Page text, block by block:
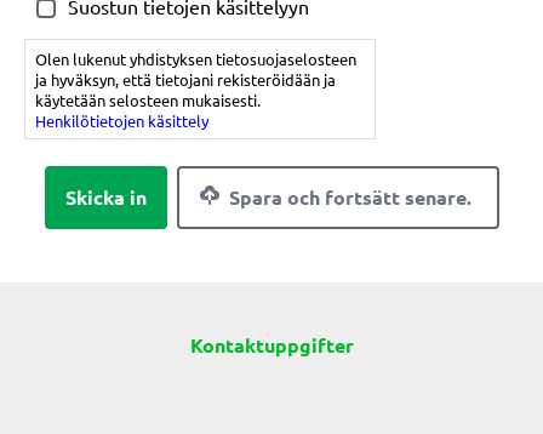
Suostun tietojen käsittelyyn
Olen lukenut yhdistyksen tietosuojaselosteen
ja hyväksyn, että tietojani rekisteröidään ja
käytetään selosteen mukaisesti.
Henkilötietojen käsittely
Spara och fortsätt senare.
Kontaktuppgifter